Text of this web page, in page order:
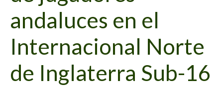
andaluces en el
Internacional Norte
de Inglaterra Sub-16